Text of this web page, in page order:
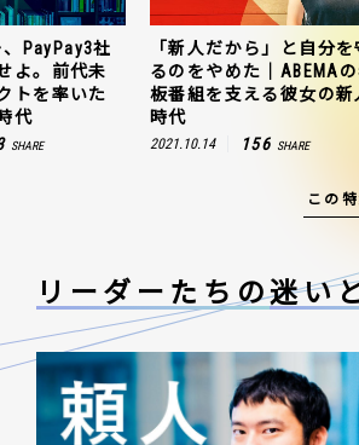
PayPay3社
よ。前代未
トを率いた
代
SHARE
「新人だから」と自分を
るのをやめた｜ABEMA
板番組を支える彼女の新
時代
2021.10.14 156 SHARE
この
リーダーたちの迷い